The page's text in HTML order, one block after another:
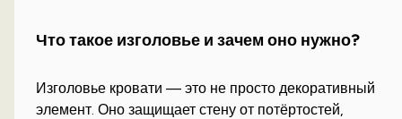
Что такое изголовье и зачем оно нужно?
Изголовье кровати — это не просто декоративный
элемент. Оно защищает стену от потёртостей,